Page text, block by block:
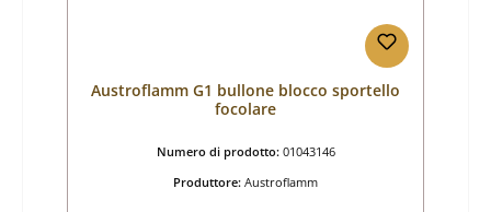
Austroflamm G1 bullone blocco sportello
focolare
Numero di prodotto: 01043146
Produttore: Austroflamm